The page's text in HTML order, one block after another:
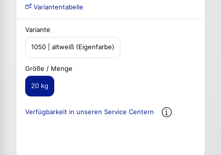
Variantentabelle
Variante
1050 | altweiß (Eigenfarbe)
Größe / Menge
20 kg
Verfügbarkeit in unseren Service Centern